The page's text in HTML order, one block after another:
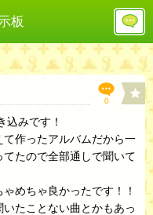
板
レ
投
稿
欄
0
込みです！
作ったアルバムだから一
たので全部通しで聞いて
めちゃ良かったです！！
たことない曲とかもあっ